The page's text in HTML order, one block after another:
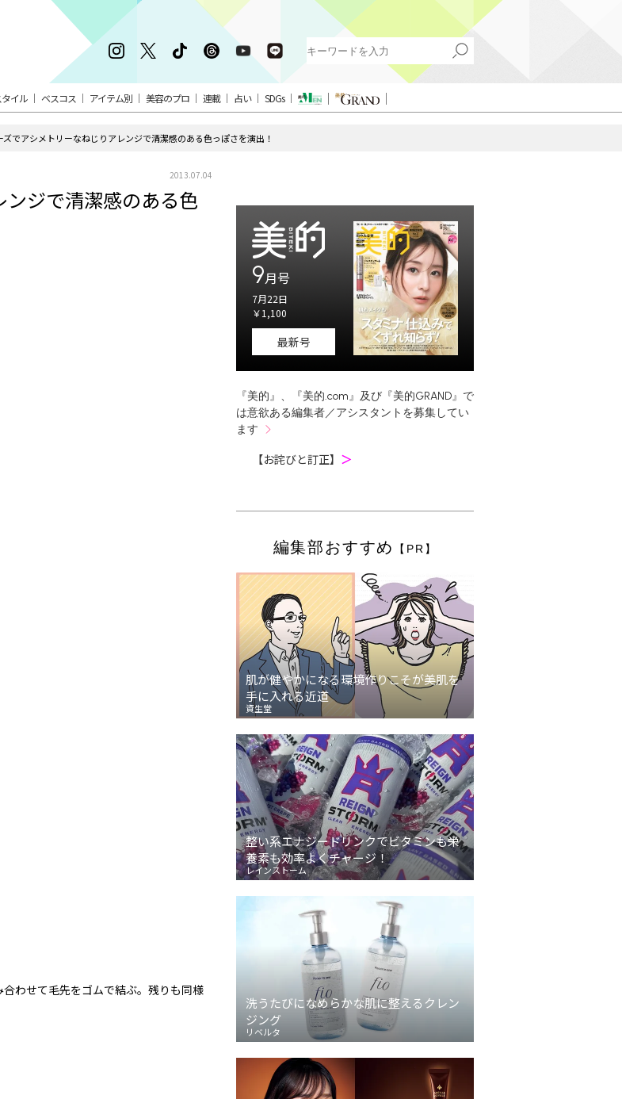
イル ベスコス アイテム別 美容のプロ 連載 占い SDGs
ズでアシメトリーなねじりアレンジで清潔感のある色っぽさを演出！
2013.07.04
ジで清潔感のある色
わせて毛先をゴムで結ぶ。残りも同様
9月号
7月22日
￥1,100
最新号
『美的』、『美的.com』及び『美的GRAND』で
は意欲ある編集者／アシスタントを募集してい
ます
【お詫びと訂正】 ＞
編集部おすすめ 【PR】
肌が健やかになる環境作りこそが美肌を
手に入れる近道
資生堂
整い系エナジードリンクでビタミンも栄
養素も効率よくチャージ！
レインストーム
洗うたびになめらかな肌に整えるクレン
ジング
リベルタ